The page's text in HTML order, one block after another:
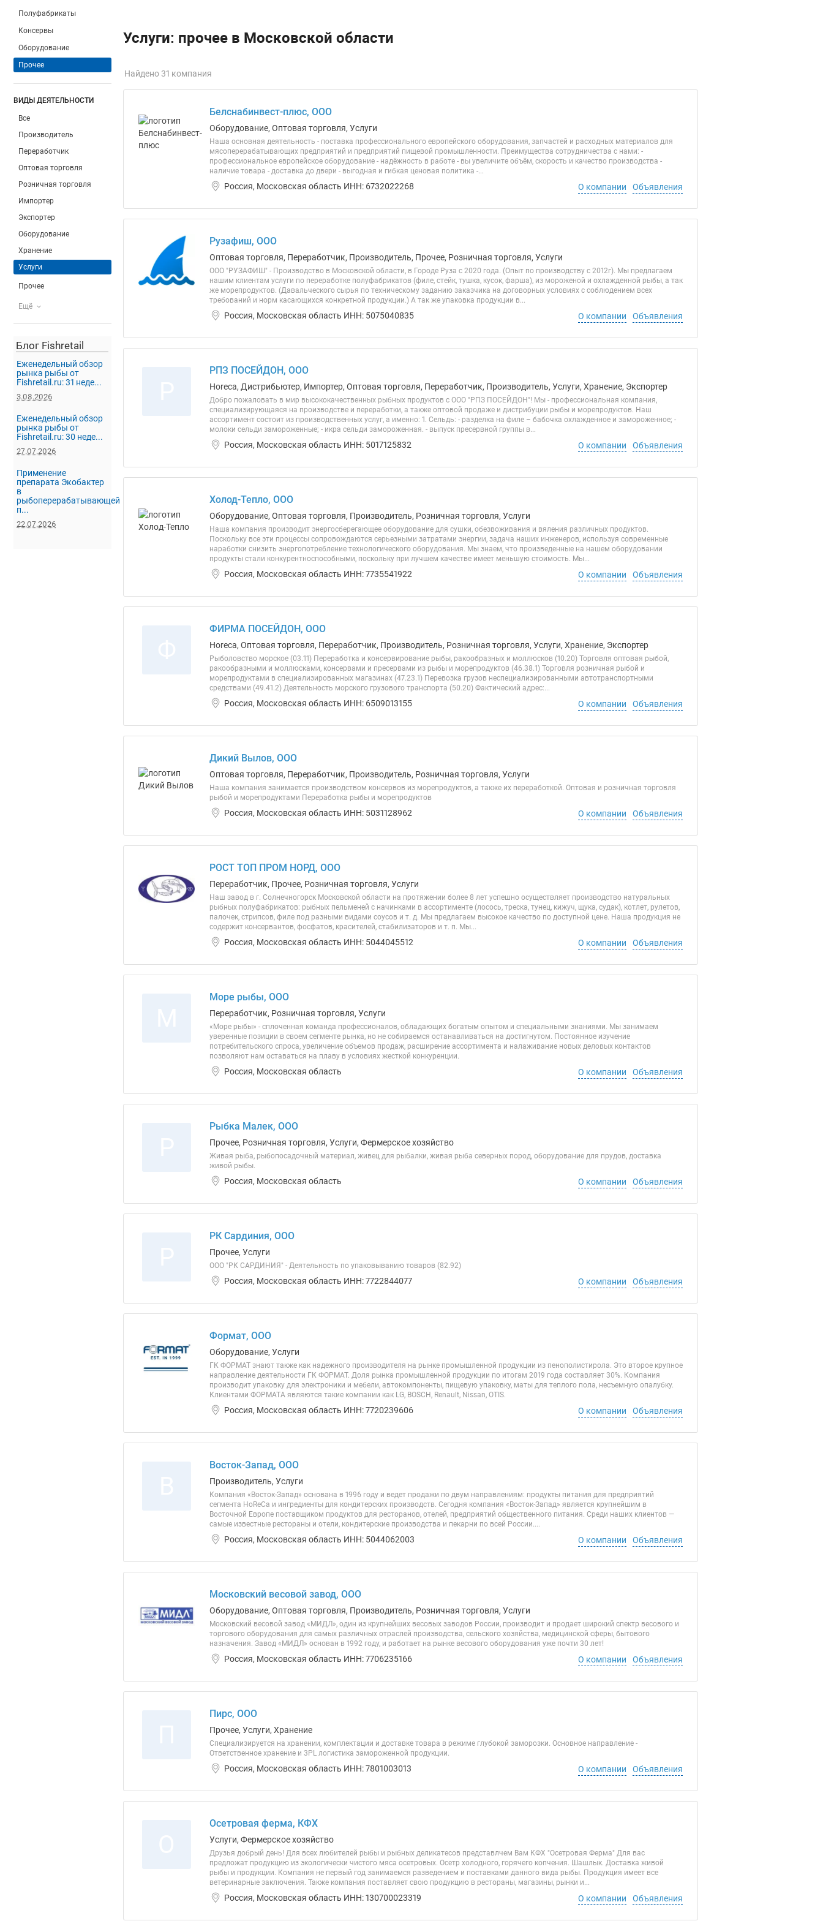
Полуфабрикаты
Консервы
Оборудование
Прочее
ВИДЫ ДЕЯТЕЛЬНОСТИ
Все
Производитель
Переработчик
Оптовая торговля
Розничная торговля
Импортер
Экспортер
Оборудование
Хранение
Услуги
Прочее
Ещё
Блог Fishretail
Еженедельный обзор
рынка рыбы от
Fishretail.ru: 31 неде...
3.08.2026
Еженедельный обзор
рынка рыбы от
Fishretail.ru: 30 неде...
27.07.2026
Применение
препарата Экобактер
в
рыбоперерабатывающей
п...
22.07.2026
Услуги: прочее в Московской области
Найдено 31 компания
Белснабинвест-плюс, ООО
Оборудование, Оптовая торговля, Услуги
Наша основная деятельность - поставка профессионального европейского оборудования, запчастей и расходных материалов для
мясоперерабатывающих предприятий и предприятий пищевой промышленности. Преимущества сотрудничества с нами: -
профессиональное европейское оборудование - надёжность в работе - вы увеличите объём, скорость и качество производства -
наличие товара - доставка до двери - выгодная и гибкая ценовая политика -...
Россия, Московская область ИНН: 6732022268 О компании Объявления
Рузафиш, ООО
Оптовая торговля, Переработчик, Производитель, Прочее, Розничная торговля, Услуги
ООО "РУЗАФИШ" - Производство в Московской области, в Городе Руза с 2020 года. (Опыт по производству с 2012г). Мы предлагаем
нашим клиентам услуги по переработке полуфабрикатов (филе, стейк, тушка, кусок, фарша), из мороженой и охлажденной рыбы, а так
же морепродуктов. (Давальческого сырья по техническому заданию заказчика на договорных условиях с соблюдением всех
требований и норм касающихся конкретной продукции.) А так же упаковка продукции в...
Россия, Московская область ИНН: 5075040835 О компании Объявления
РПЗ ПОСЕЙДОН, ООО
Horeca, Дистрибьютер, Импортер, Оптовая торговля, Переработчик, Производитель, Услуги, Хранение, Экспортер
Добро пожаловать в мир высококачественных рыбных продуктов с ООО "РПЗ ПОСЕЙДОН"! Мы - профессиональная компания,
специализирующаяся на производстве и переработки, а также оптовой продаже и дистрибуции рыбы и морепродуктов. Наш
ассортимент состоит из производственных услуг, а именно: 1. Сельдь: - разделка на филе – бабочка охлажденное и замороженное; -
молоки сельди замороженные; - икра сельди замороженная. - выпуск пресервной группы в...
Россия, Московская область ИНН: 5017125832 О компании Объявления
Холод-Тепло, ООО
Оборудование, Оптовая торговля, Производитель, Розничная торговля, Услуги
Наша компания производит энергосберегающее оборудование для сушки, обезвоживания и вяления различных продуктов.
Поскольку все эти процессы сопровождаются серьезными затратами энергии, задача наших инженеров, используя современные
наработки снизить энергопотребление технологического оборудования. Мы знаем, что произведенные на нашем оборудовании
продукты стали конкурентноспособными, поскольку при лучшем качестве имеет меньшую стоимость. Мы...
Россия, Московская область ИНН: 7735541922 О компании Объявления
ФИРМА ПОСЕЙДОН, ООО
Horeca, Оптовая торговля, Переработчик, Производитель, Розничная торговля, Услуги, Хранение, Экспортер
Рыболовство морское (03.11) Переработка и консервирование рыбы, ракообразных и моллюсков (10.20) Торговля оптовая рыбой,
ракообразными и моллюсками, консервами и пресервами из рыбы и морепродуктов (46.38.1) Торговля розничная рыбой и
морепродуктами в специализированных магазинах (47.23.1) Перевозка грузов неспециализированными автотранспортными
средствами (49.41.2) Деятельность морского грузового транспорта (50.20) Фактический адрес:...
Россия, Московская область ИНН: 6509013155 О компании Объявления
Дикий Вылов, ООО
Оптовая торговля, Переработчик, Производитель, Розничная торговля, Услуги
Наша компания занимается производством консервов из морепродуктов, а также их переработкой. Оптовая и розничная торговля
рыбой и морепродуктами Переработка рыбы и морепродуктов
Россия, Московская область ИНН: 5031128962 О компании Объявления
РОСТ ТОП ПРОМ НОРД, ООО
Переработчик, Прочее, Розничная торговля, Услуги
Наш завод в г. Солнечногорск Московской области на протяжении более 8 лет успешно осуществляет производство натуральных
рыбных полуфабрикатов: рыбных пельменей с начинками в ассортименте (лосось, треска, тунец, кижуч, щука, судак), котлет, рулетов,
палочек, стрипсов, филе под разными видами соусов и т. д. Мы предлагаем высокое качество по доступной цене. Наша продукция не
содержит консервантов, фосфатов, красителей, стабилизаторов и т. п. Мы...
Россия, Московская область ИНН: 5044045512 О компании Объявления
Море рыбы, ООО
Переработчик, Розничная торговля, Услуги
«Море рыбы» - сплоченная команда профессионалов, обладающих богатым опытом и специальными знаниями. Мы занимаем
уверенные позиции в своем сегменте рынка, но не собираемся останавливаться на достигнутом. Постоянное изучение
потребительского спроса, увеличение объемов продаж, расширение ассортимента и налаживание новых деловых контактов
позволяют нам оставаться на плаву в условиях жесткой конкуренции.
Россия, Московская область О компании Объявления
Рыбка Малек, ООО
Прочее, Розничная торговля, Услуги, Фермерское хозяйство
Живая рыба, рыбопосадочный материал, живец для рыбалки, живая рыба северных пород, оборудование для прудов, доставка
живой рыбы.
Россия, Московская область О компании Объявления
РК Сардиния, ООО
Прочее, Услуги
ООО "РК САРДИНИЯ" - Деятельность по упаковыванию товаров (82.92)
Россия, Московская область ИНН: 7722844077 О компании Объявления
Формат, ООО
Оборудование, Услуги
ГК ФОРМАТ знают также как надежного производителя на рынке промышленной продукции из пенополистирола. Это второе крупное
направление деятельности ГК ФОРМАТ. Доля рынка промышленной продукции по итогам 2019 года составляет 30%. Компания
производит упаковку для электроники и мебели, автокомпоненты, пищевую упаковку, маты для теплого пола, несъемную опалубку.
Клиентами ФОРМАТА являются такие компании как LG, BOSCH, Renault, Nissan, OTIS.
Россия, Московская область ИНН: 7720239606 О компании Объявления
Восток-Запад, ООО
Производитель, Услуги
Компания «Восток-Запад» основана в 1996 году и ведет продажи по двум направлениям: продукты питания для предприятий
сегмента HoReCa и ингредиенты для кондитерских производств. Сегодня компания «Восток-Запад» является крупнейшим в
Восточной Европе поставщиком продуктов для ресторанов, отелей, предприятий общественного питания. Среди наших клиентов —
самые известные рестораны и отели, кондитерские производства и пекарни по всей России....
Россия, Московская область ИНН: 5044062003 О компании Объявления
Московский весовой завод, ООО
Оборудование, Оптовая торговля, Производитель, Розничная торговля, Услуги
Московский весовой завод «МИДЛ», один из крупнейших весовых заводов России, производит и продает широкий спектр весового и
торгового оборудования для самых различных отраслей производства, сельского хозяйства, медицинской сферы, бытового
назначения. Завод «МИДЛ» основан в 1992 году, и работает на рынке весового оборудования уже почти 30 лет!
Россия, Московская область ИНН: 7706235166 О компании Объявления
Пирс, ООО
Прочее, Услуги, Хранение
Специализируется на хранении, комплектации и доставке товара в режиме глубокой заморозки. Основное направление -
Ответственное хранение и 3PL логистика замороженной продукции.
Россия, Московская область ИНН: 7801003013 О компании Объявления
Осетровая ферма, КФХ
Услуги, Фермерское хозяйство
Друзья добрый день! Для всех любителей рыбы и рыбных деликатесов представлчем Вам КФХ "Осетровая Ферма" Для вас
предложат продукцию из экологически чистого мяса осетровых. Осетр холодного, горячего копчения. Шашлык. Доставка живой
рыбы и продукции. Компания не первый год занимаемся разведением и поставками данного вида рыбы. Продукция имеет все
ветеринарные заключения. Также компания поставляет свою продукцию в рестораны, магазины, рынки и...
Россия, Московская область ИНН: 130700023319 О компании Объявления